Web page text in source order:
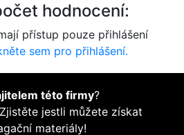
hodnocení:
přístup pouze přihlášení
sem pro přihlášení.
této firmy?
Zjistěte jestli můžete získat
materiály!